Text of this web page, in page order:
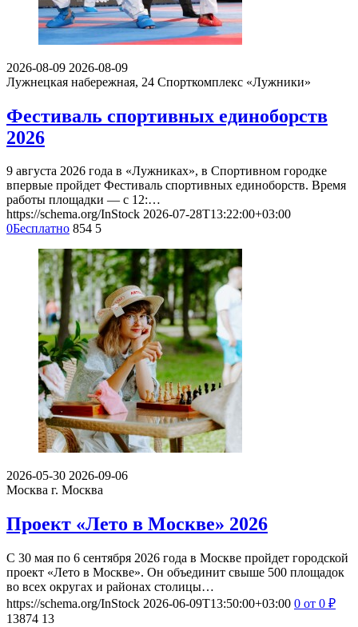
2026-08-09 2026-08-09
Лужнецкая набережная, 24 Спорткомплекс «Лужники»
Фестиваль спортивных единоборств
2026
9 августа 2026 года в «Лужниках», в Спортивном городке
впервые пройдет Фестиваль спортивных единоборств. Время
работы площадки — с 12:…
https://schema.org/InStock 2026-07-28T13:22:00+03:00
0Бесплатно 854 5
2026-05-30 2026-09-06
Москва г. Москва
Проект «Лето в Москве» 2026
С 30 мая по 6 сентября 2026 года в Москве пройдет городской
проект «Лето в Москве». Он объединит свыше 500 площадок
во всех округах и районах столицы…
https://schema.org/InStock 2026-06-09T13:50:00+03:00 0 от 0 ₽
13874 13